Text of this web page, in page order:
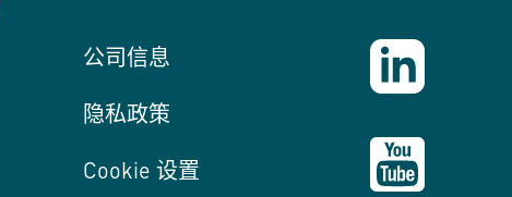
公司信息
隐私政策
Cookie 设置